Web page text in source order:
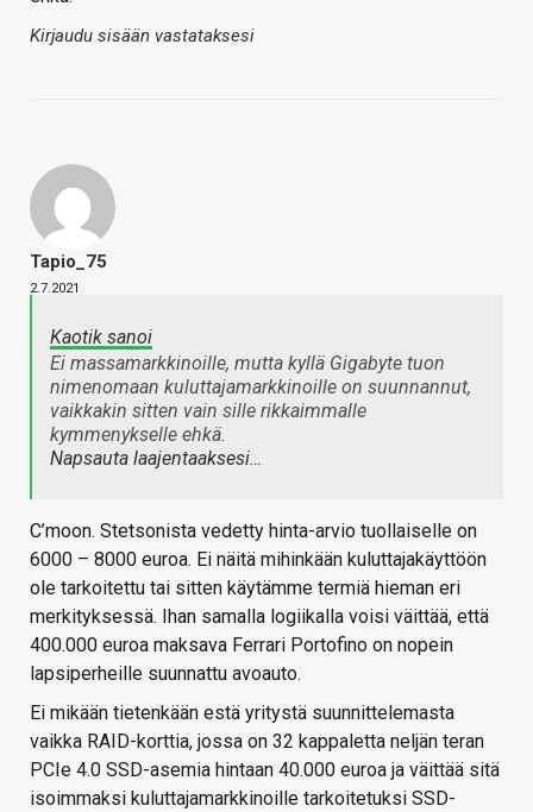
Kirjaudu sisään vastataksesi
Tapio_75
2.7.2021
Kaotik sanoi
Ei massamarkkinoille, mutta kyllä Gigabyte tuon
nimenomaan kuluttajamarkkinoille on suunnannut,
vaikkakin sitten vain sille rikkaimmalle
kymmenykselle ehkä.
Napsauta laajentaaksesi…
C’moon. Stetsonista vedetty hinta-arvio tuollaiselle on
6000 – 8000 euroa. Ei näitä mihinkään kuluttajakäyttöön
ole tarkoitettu tai sitten käytämme termiä hieman eri
merkityksessä. Ihan samalla logiikalla voisi väittää, että
400.000 euroa maksava Ferrari Portofino on nopein
lapsiperheille suunnattu avoauto.
Ei mikään tietenkään estä yritystä suunnittelemasta
vaikka RAID-korttia, jossa on 32 kappaletta neljän teran
PCIe 4.0 SSD-asemia hintaan 40.000 euroa ja väittää sitä
isoimmaksi kuluttajamarkkinoille tarkoitetuksi SSD-